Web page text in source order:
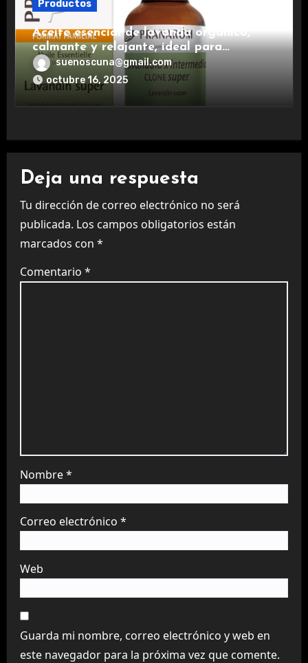
Productos
Aceite esencial de lavanda orgánico,
calmante y relajante, ideal para
aromaterapia.
suenoscuna@gmail.com
octubre 16, 2025
Deja una respuesta
Tu dirección de correo electrónico no será
publicada. Los campos obligatorios están
marcados con *
Comentario *
Nombre*
Correo electrónico *
Web
Guarda mi nombre, correo electrónico y web en
este navegador para la próxima vez que comente.